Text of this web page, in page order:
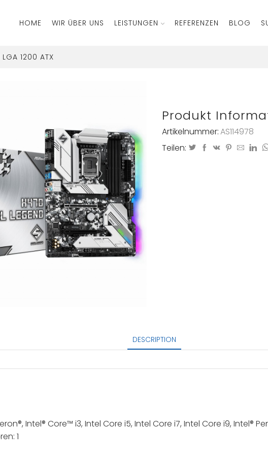
HOME WIR ÜBER UNS LEISTUNGEN REFERENZEN BLOG
1200 ATX
Produkt
Artikelnummer:AS114978
Teilen:
DESCRIPTION
Intel® Core™ i3, Intel Core i5, Intel Core i7, Intel Core i9, Intel®
1